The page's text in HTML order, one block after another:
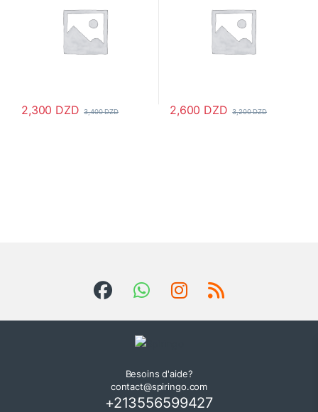
2,300 DZD 3,400DZD 2,600 DZD 3,200DZD
Besoins d'aide?
contact@spiringo.com
+213556599427